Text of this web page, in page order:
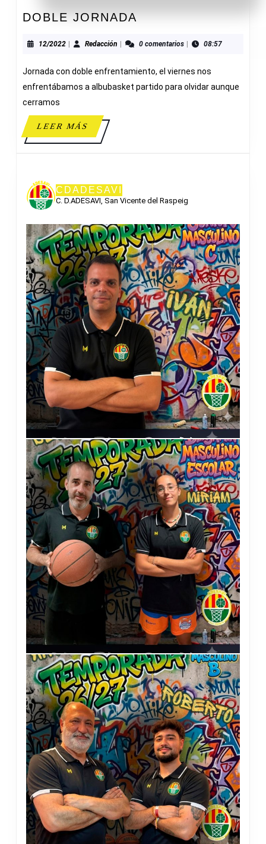
DOBLE JORNADA
12/202212/2022
| Redacción Redacción
| 0 comentarios | 08:57
Jornada con doble enfrentamiento, el viernes nos
enfrentábamos a albubasket partido para olvidar aunque
cerramos
LEER MÁSLEER
MÁS
CDADESAVI
C. D.ADESAVI, San Vicente del Raspeig